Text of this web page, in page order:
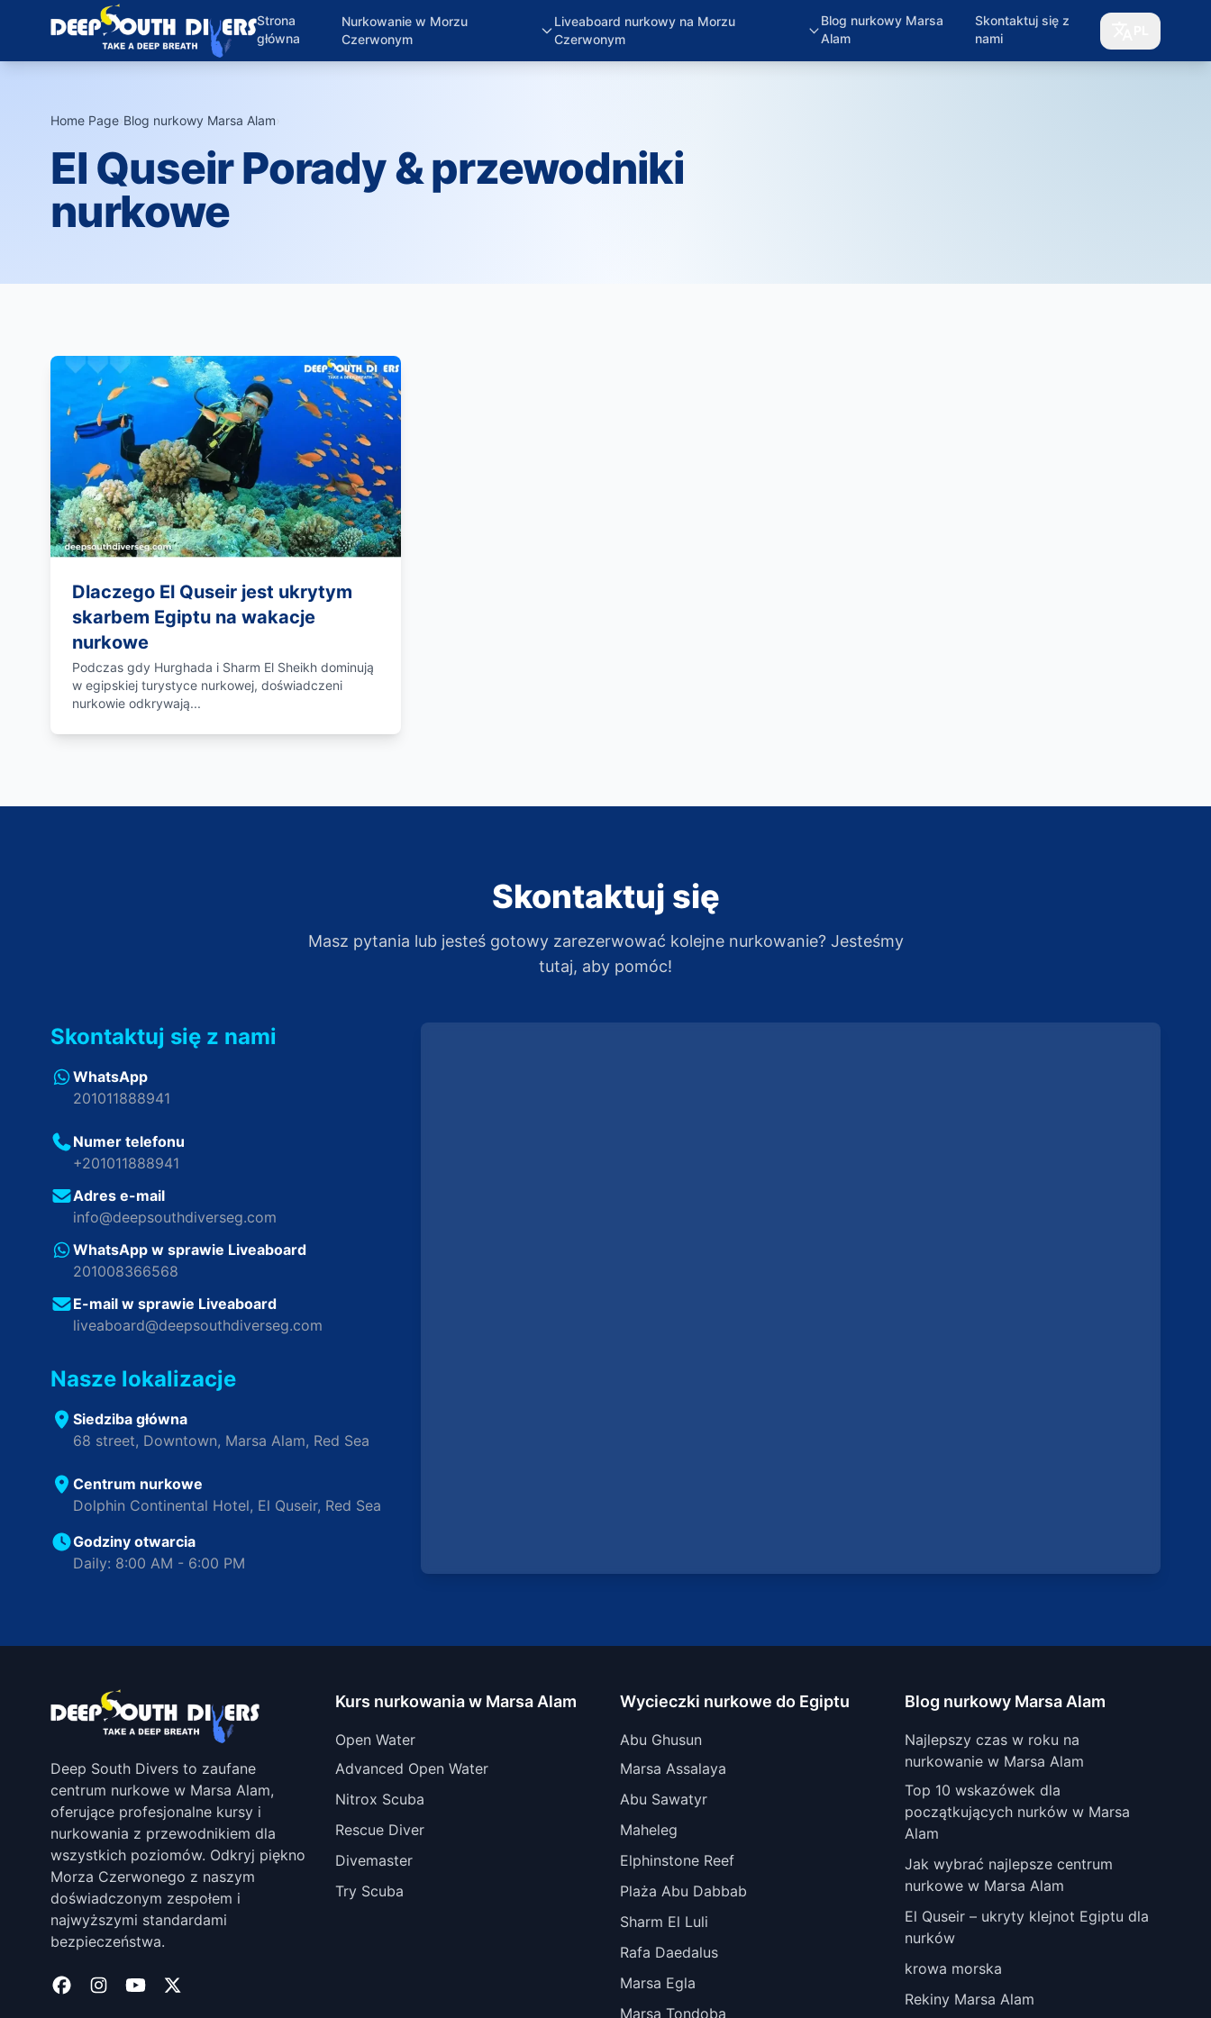
Strona
główna
Nurkowanie w Morzu
Czerwonym
Liveaboard nurkowy na Morzu
Czerwonym
Blog nurkowy Marsa
Alam
Skontaktuj się z
nami
Home Page›Blog nurkowy Marsa Alam›
El Quseir Porady & przewodniki
nurkowe
Dlaczego El Quseir jest ukrytym
skarbem Egiptu na wakacje
nurkowe
Podczas gdy Hurghada i Sharm El Sheikh dominują
w egipskiej turystyce nurkowej, doświadczeni
nurkowie odkrywają...
Skontaktuj się
Masz pytania lub jesteś gotowy zarezerwować kolejne nurkowanie? Jesteśmy
tutaj, aby pomóc!
Skontaktuj się z nami
WhatsApp
201011888941
Numer telefonu
+201011888941
Adres e-mail
info@deepsouthdiverseg.com
WhatsApp w sprawie Liveaboard
201008366568
E-mail w sprawie Liveaboard
liveaboard@deepsouthdiverseg.com
Nasze lokalizacje
Siedziba główna
68 street, Downtown, Marsa Alam, Red Sea
Centrum nurkowe
Dolphin Continental Hotel, El Quseir, Red Sea
Godziny otwarcia
Daily: 8:00 AM - 6:00 PM
Deep South Divers to zaufane
centrum nurkowe w Marsa Alam,
oferujące profesjonalne kursy i
nurkowania z przewodnikiem dla
wszystkich poziomów. Odkryj piękno
Morza Czerwonego z naszym
doświadczonym zespołem i
najwyższymi standardami
bezpieczeństwa.
Kurs nurkowania w Marsa Alam
Open Water
Advanced Open Water
Nitrox Scuba
Rescue Diver
Divemaster
Try Scuba
Wycieczki nurkowe do Egiptu
Abu Ghusun
Marsa Assalaya
Abu Sawatyr
Maheleg
Elphinstone Reef
Plaża Abu Dabbab
Sharm El Luli
Rafa Daedalus
Marsa Egla
Marsa Tondoba
Blog nurkowy Marsa Alam
Najlepszy czas w roku na
nurkowanie w Marsa Alam
Top 10 wskazówek dla
początkujących nurków w Marsa
Alam
Jak wybrać najlepsze centrum
nurkowe w Marsa Alam
El Quseir – ukryty klejnot Egiptu dla
nurków
krowa morska
Rekiny Marsa Alam